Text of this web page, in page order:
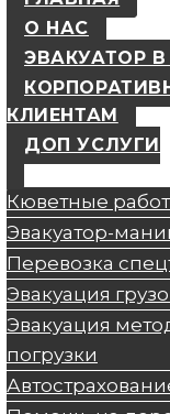
О НАС
ЭВАКУАТОР В
КЛИЕНТАМ
ДОП УСЛУГИ
Кюветные
Эвакуатор-
Перевозка
Эвакуация
Эвакуация
погрузки